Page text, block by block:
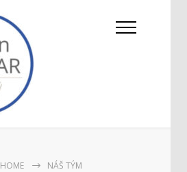
HOME NÁŠ TÝM